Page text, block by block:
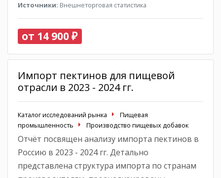
Источники: Внешнеторговая статистика
от 14 900 ₽
Импорт пектинов для пищевой
отрасли в 2023 - 2024 гг.
Каталог исследований рынка
Пищевая
промышленность
Производство пищевых добавок
Отчёт посвящен анализу импорта пектинов в
Россию в 2023 - 2024 гг. Детально
представлена структура импорта по странам